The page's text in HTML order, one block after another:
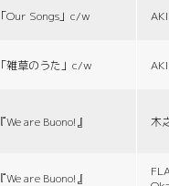
「Our Songs」c/w
「雑草のうた」c/w
『We are Buono!』 木
『We are Buono!』